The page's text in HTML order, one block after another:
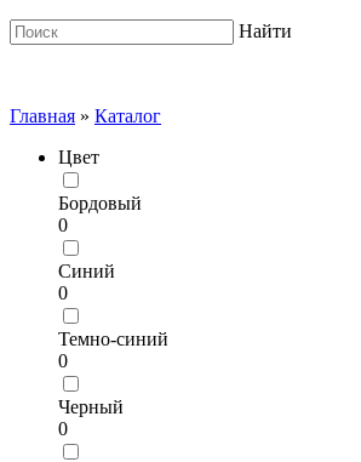
Найти
Главная » Каталог
Цвет
Бордовый
0
Синий
0
Темно-синий
0
Черный
0